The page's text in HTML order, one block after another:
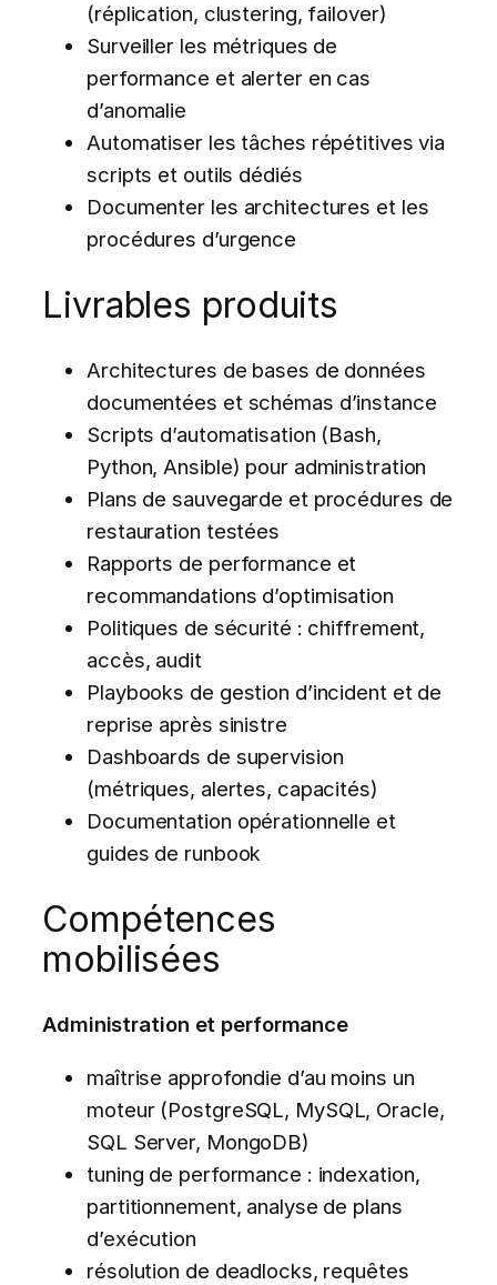
(réplication, clustering, failover)
Surveiller les métriques de
performance et alerter en cas
d’anomalie
Automatiser les tâches répétitives via
scripts et outils dédiés
Documenter les architectures et les
procédures d’urgence
Livrables produits
Architectures de bases de données
documentées et schémas d’instance
Scripts d’automatisation (Bash,
Python, Ansible) pour administration
Plans de sauvegarde et procédures de
restauration testées
Rapports de performance et
recommandations d’optimisation
Politiques de sécurité : chiffrement,
accès, audit
Playbooks de gestion d’incident et de
reprise après sinistre
Dashboards de supervision
(métriques, alertes, capacités)
Documentation opérationnelle et
guides de runbook
Compétences
mobilisées
Administration et performance
maîtrise approfondie d’au moins un
moteur (PostgreSQL, MySQL, Oracle,
SQL Server, MongoDB)
tuning de performance : indexation,
partitionnement, analyse de plans
d’exécution
résolution de deadlocks, requêtes